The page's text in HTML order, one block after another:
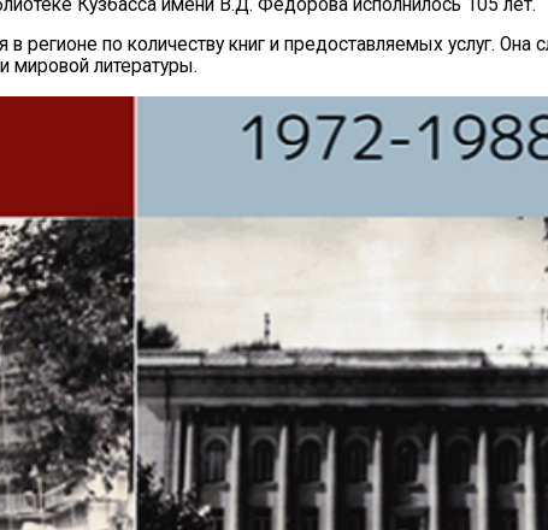
Кузбасса имени В.Д. Фёдорова исполнилось 105 лет.
регионе по количеству книг и предоставляемых услуг.
мировой литературы.